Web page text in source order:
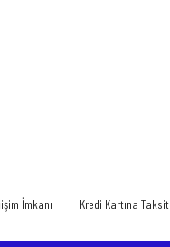
İmkanı Kredi Kartına Taksit